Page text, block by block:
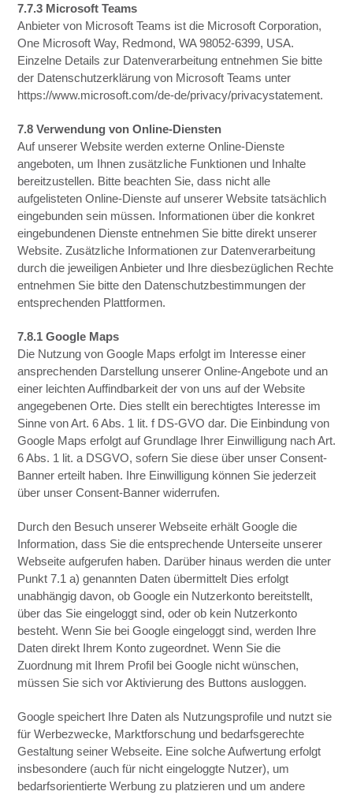
7.7.3 Microsoft Teams
Anbieter von Microsoft Teams ist die Microsoft Corporation,
One Microsoft Way, Redmond, WA 98052-6399, USA.
Einzelne Details zur Datenverarbeitung entnehmen Sie bitte
der Datenschutzerklärung von Microsoft Teams unter
https://www.microsoft.com/de-de/privacy/privacystatement.
7.8 Verwendung von Online-Diensten
Auf unserer Website werden externe Online-Dienste
angeboten, um Ihnen zusätzliche Funktionen und Inhalte
bereitzustellen. Bitte beachten Sie, dass nicht alle
aufgelisteten Online-Dienste auf unserer Website tatsächlich
eingebunden sein müssen. Informationen über die konkret
eingebundenen Dienste entnehmen Sie bitte direkt unserer
Website. Zusätzliche Informationen zur Datenverarbeitung
durch die jeweiligen Anbieter und Ihre diesbezüglichen Rechte
entnehmen Sie bitte den Datenschutzbestimmungen der
entsprechenden Plattformen.
7.8.1 Google Maps
Die Nutzung von Google Maps erfolgt im Interesse einer
ansprechenden Darstellung unserer Online-Angebote und an
einer leichten Auffindbarkeit der von uns auf der Website
angegebenen Orte. Dies stellt ein berechtigtes Interesse im
Sinne von Art. 6 Abs. 1 lit. f DS-GVO dar. Die Einbindung von
Google Maps erfolgt auf Grundlage Ihrer Einwilligung nach Art.
6 Abs. 1 lit. a DSGVO, sofern Sie diese über unser Consent-
Banner erteilt haben. Ihre Einwilligung können Sie jederzeit
über unser Consent-Banner widerrufen.
Durch den Besuch unserer Webseite erhält Google die
Information, dass Sie die entsprechende Unterseite unserer
Webseite aufgerufen haben. Darüber hinaus werden die unter
Punkt 7.1 a) genannten Daten übermittelt Dies erfolgt
unabhängig davon, ob Google ein Nutzerkonto bereitstellt,
über das Sie eingeloggt sind, oder ob kein Nutzerkonto
besteht. Wenn Sie bei Google eingeloggt sind, werden Ihre
Daten direkt Ihrem Konto zugeordnet. Wenn Sie die
Zuordnung mit Ihrem Profil bei Google nicht wünschen,
müssen Sie sich vor Aktivierung des Buttons ausloggen.
Google speichert Ihre Daten als Nutzungsprofile und nutzt sie
für Werbezwecke, Marktforschung und bedarfsgerechte
Gestaltung seiner Webseite. Eine solche Aufwertung erfolgt
insbesondere (auch für nicht eingeloggte Nutzer), um
bedarfsorientierte Werbung zu platzieren und um andere